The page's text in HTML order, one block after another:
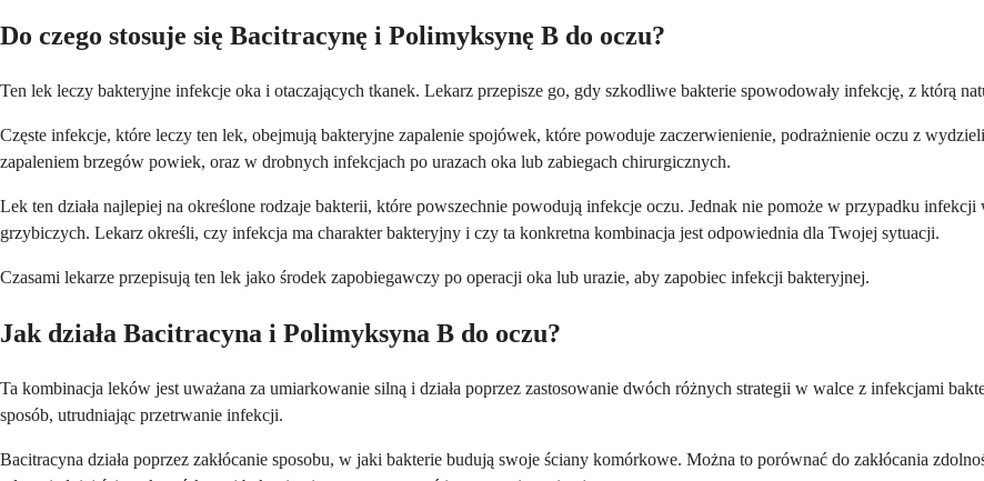
Do czego stosuje się Bacitracynę i Polimyksynę B do oczu?
Ten lek leczy bakteryjne infekcje oka i otaczających tkanek. Lekarz przepisze go, gdy szkodliwe bakterie spowodowały infekcję, z którą
Częste infekcje, które leczy ten lek, obejmują bakteryjne zapalenie spojówek, które powoduje zaczerwienienie, podrażnienie oczu z
zapaleniem brzegów powiek, oraz w drobnych infekcjach po urazach oka lub zabiegach chirurgicznych.
Lek ten działa najlepiej na określone rodzaje bakterii, które powszechnie powodują infekcje oczu. Jednak nie pomoże w przypadku
grzybiczych. Lekarz określi, czy infekcja ma charakter bakteryjny i czy ta konkretna kombinacja jest odpowiednia dla Twojej sytuacji.
Czasami lekarze przepisują ten lek jako środek zapobiegawczy po operacji oka lub urazie, aby zapobiec infekcji bakteryjnej.
Jak działa Bacitracyna i Polimyksyna B do oczu?
Ta kombinacja leków jest uważana za umiarkowanie silną i działa poprzez zastosowanie dwóch różnych strategii w walce z infekcjami
sposób, utrudniając przetrwanie infekcji.
Bacitracyna działa poprzez zakłócanie sposobu, w jaki bakterie budują swoje ściany komórkowe. Można to porównać do zakłócania